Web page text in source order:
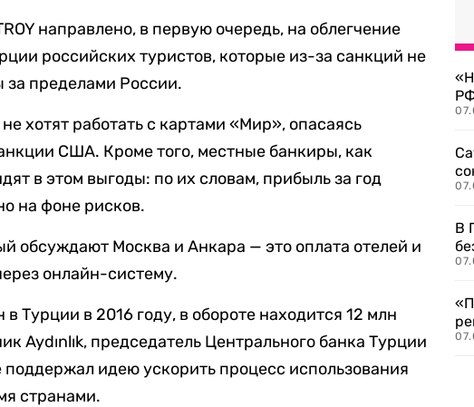
направлено, в первую очередь, на облегчение
российских туристов, которые из-за санкций не
за пределами России.
хотят работать с картами «Мир», опасаясь
США. Кроме того, местные банкиры, как
в этом выгоды: по их словам, прибыль за год
на фоне рисков.
обсуждают Москва и Анкара — это оплата отелей и
онлайн-систему.
Турции в 2016 году, в обороте находится 12 млн
Aydınlık, председатель Центрального банка Турции
идею ускорить процесс использования
странами.
В